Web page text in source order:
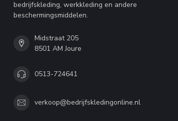
bedrijfskleding, werkkleding en andere
beschermingsmiddelen.
Midstraat 205
8501 AM Joure
0513-724641
verkoop@bedrijfskledingonline.nl